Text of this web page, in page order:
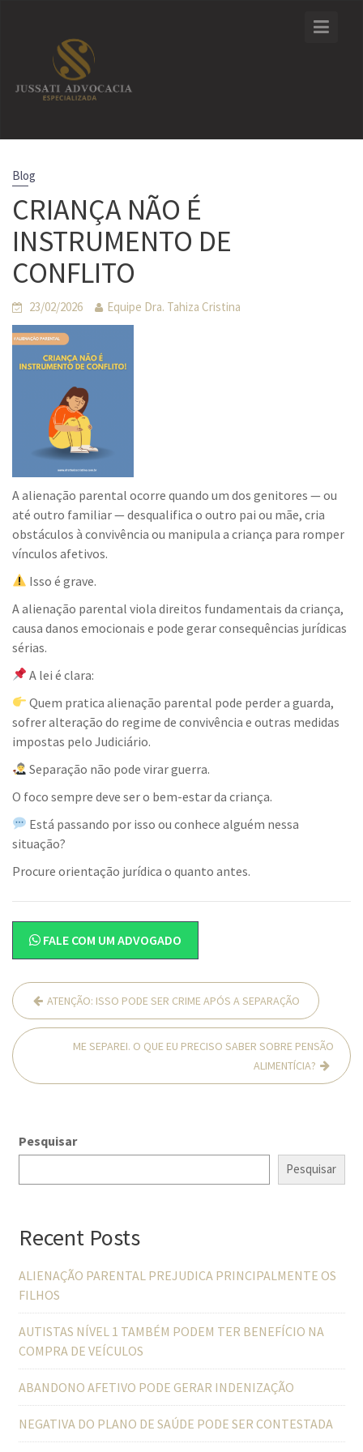
Blog
CRIANÇA NÃO É
INSTRUMENTO DE
CONFLITO
23/02/2026 Equipe Dra. Tahiza Cristina
A alienação parental ocorre quando um dos genitores — ou
até outro familiar — desqualifica o outro pai ou mãe, cria
obstáculos à convivência ou manipula a criança para romper
vínculos afetivos.
Isso é grave.
A alienação parental viola direitos fundamentais da criança,
causa danos emocionais e pode gerar consequências jurídicas
sérias.
A lei é clara:
Quem pratica alienação parental pode perder a guarda,
sofrer alteração do regime de convivência e outras medidas
impostas pelo Judiciário.
Separação não pode virar guerra.
O foco sempre deve ser o bem-estar da criança.
Está passando por isso ou conhece alguém nessa
situação?
Procure orientação jurídica o quanto antes.
FALE COM UM ADVOGADO
Navegação
de
Post
ATENÇÃO: ISSO PODE SER CRIME APÓS A SEPARAÇÃO
ME SEPAREI. O QUE EU PRECISO SABER SOBRE PENSÃO
ALIMENTÍCIA?
Pesquisar
Pesquisar
Recent Posts
ALIENAÇÃO PARENTAL PREJUDICA PRINCIPALMENTE OS
FILHOS
AUTISTAS NÍVEL 1 TAMBÉM PODEM TER BENEFÍCIO NA
COMPRA DE VEÍCULOS
ABANDONO AFETIVO PODE GERAR INDENIZAÇÃO
NEGATIVA DO PLANO DE SAÚDE PODE SER CONTESTADA